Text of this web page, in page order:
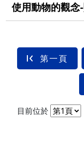
使用動物的觀念
第一頁
目前位於